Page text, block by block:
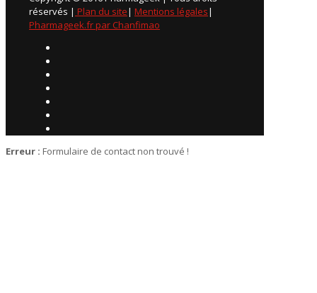
réservés | Plan du site| Mentions légales|
Pharmageek.fr par Chanfimao
Erreur : Formulaire de contact non trouvé !